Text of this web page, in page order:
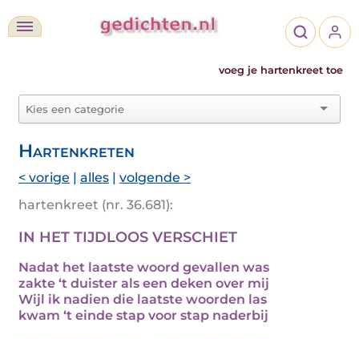
voeg je hartenkreet toe
Hartenkreten
< vorige | alles | volgende >
hartenkreet (nr. 36.681):
IN HET TIJDLOOS VERSCHIET
Nadat het laatste woord gevallen was
zakte ‘t duister als een deken over mij
Wijl ik nadien die laatste woorden las
kwam ‘t einde stap voor stap naderbij